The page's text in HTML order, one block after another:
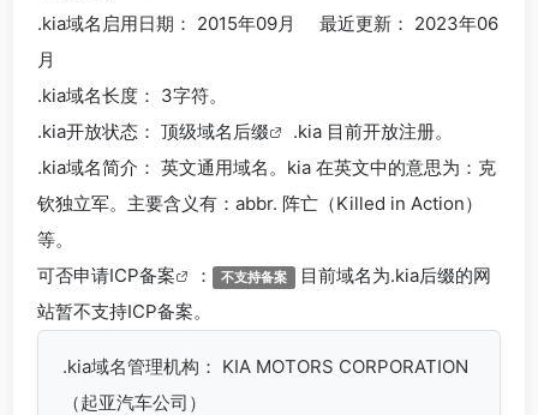
.kia域名 启用日期： 2015年09月 最近更新： 2023年06
月
.kia域名长度： 3字符。
.kia开放状态： 顶级域名后缀
.kia 目前开放注册。
.kia域名简介： 英文通用域名。kia 在英文中的意思为：克
钦独立军。主要含义有：abbr. 阵亡（Killed in Action）
等。
可否申请ICP备案 ： 不支持备案 目前域名为.kia后缀的网
站暂不支持ICP备案。
.kia域名管理机构： KIA MOTORS CORPORATION
（起亚汽车公司）